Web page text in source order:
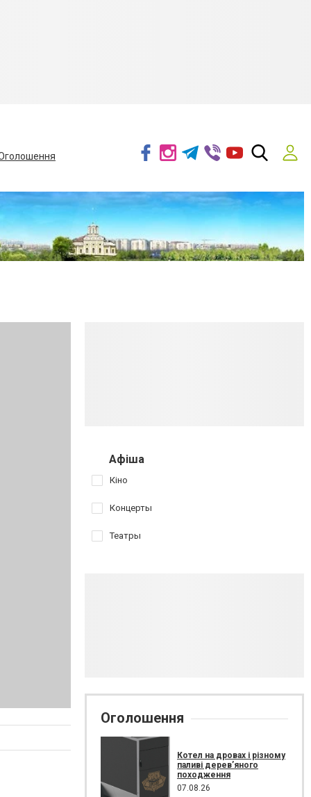
Афіша
Кіно
Концерты
Театры
Оголошення
Котел на дровах і різному
паливі дерев’яного
походження
07.08.26